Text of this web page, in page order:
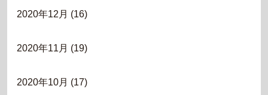
2020年12月 (16)
2020年11月 (19)
2020年10月 (17)